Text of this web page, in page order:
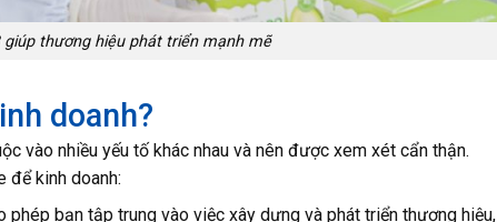
giúp thương hiệu phát triển mạnh mẽ
doanh?
vào nhiều yếu tố khác nhau và nên được xem xét cẩn thận.
để kinh doanh:
bạn tập trung vào việc xây dựng và phát triển thương hiệu,